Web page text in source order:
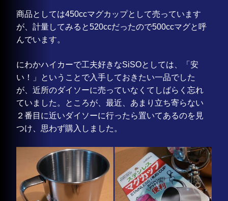
商品としては450ccマグカップとして売っています
が、計量してみると520ccだったので500ccマグと呼
んでいます。
にわかハイカーで工夫好きなSiSOとしては、「安
い！」ということで入手しておきたい一品でした
が、近所のダイソーに売っていなくてしばらく忘れ
ていました。ところが、最近、あまり立ち寄らない
２番目に近いダイソーに行ったら置いてあるのを見
つけ、思わず購入しました。